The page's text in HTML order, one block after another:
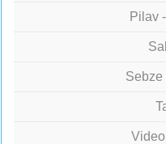
Pilav
Sebze